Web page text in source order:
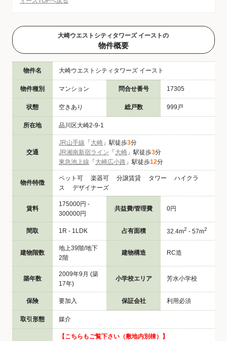
大崎ウエストシティタワーズ イーストの
物件概要
物件名 大崎ウエストシティタワーズ イースト
物件種別 マンション 問合せ番号 17305
状態 空きあり 総戸数 999戸
所在地 品川区大崎2-9-1
交通
JR山手線 「 大崎 」駅徒歩3分
JR湘南新宿ライン 「 大崎 」駅徒歩3分
東急池上線 「 大崎広小路 」駅徒歩12分
物件特徴
ペット可 楽器可 分譲賃貸 タワー ハイクラ
ス デザイナーズ
賃料
175000円 -
300000円
共益費/管理費 0円
間取 1R - 1LDK 占有面積 32.4m2 - 57m2
建物階数
地上39階/地下
2階
建物構造 RC造
築年数
2009年9月 (築
17年)
小学校エリア 芳水小学校
保険 要加入 保証会社 利用必須
取引形態 媒介
【こちらもご覧下さい（敷地内別棟）】